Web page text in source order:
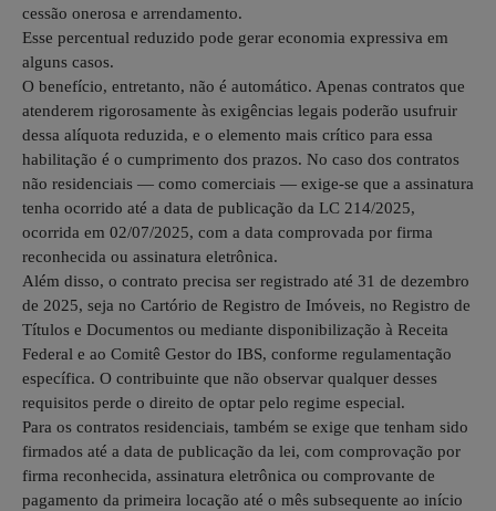
cessão onerosa e arrendamento.
Esse percentual reduzido pode gerar economia expressiva em
alguns casos.
O benefício, entretanto, não é automático. Apenas contratos que
atenderem rigorosamente às exigências legais poderão usufruir
dessa alíquota reduzida, e o elemento mais crítico para essa
habilitação é o cumprimento dos prazos. No caso dos contratos
não residenciais — como comerciais — exige-se que a assinatura
tenha ocorrido até a data de publicação da LC 214/2025,
ocorrida em 02/07/2025, com a data comprovada por firma
reconhecida ou assinatura eletrônica.
Além disso, o contrato precisa ser registrado até 31 de dezembro
de 2025, seja no Cartório de Registro de Imóveis, no Registro de
Títulos e Documentos ou mediante disponibilização à Receita
Federal e ao Comitê Gestor do IBS, conforme regulamentação
específica. O contribuinte que não observar qualquer desses
requisitos perde o direito de optar pelo regime especial.
Para os contratos residenciais, também se exige que tenham sido
firmados até a data de publicação da lei, com comprovação por
firma reconhecida, assinatura eletrônica ou comprovante de
pagamento da primeira locação até o mês subsequente ao início